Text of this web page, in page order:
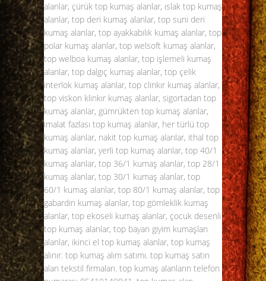
alanlar, çürük top kumaş alanlar, ıslak top kumaş
alanlar, top deri kumaş alanlar, top suni deri
kumaş alanlar, top ayakkabılık kumaş alanlar, top
polar kumaş alanlar, top welsoft kumaş alanlar,
top welboa kumaş alanlar, top işlemeli kumaş
alanlar, top dalgıç kumaş alanlar, top çelik
interlok kumaş alanlar, top clinkır kumaş alanlar,
top viskon klinkır kumaş alanlar, sigortadan top
kumaş alanlar, gümrükten top kumaş alanlar,
imalat fazlası top kumaş alanlar, her türlü top
kumaş alanlar, nakit top kumaş alanlar, ithal top
kumaş alanlar, yerli top kumaş alanlar, top 40/1
kumaş alanlar, top 36/1 kumaş alanlar, top 28/1
kumaş alanlar, top 30/1 kumaş alanlar, top
60/1 kumaş alanlar, top 80/1 kumaş alanlar, top
gabardin kumaş alanlar, top gömleklik kumaş
alanlar, top ekoseli kumaş alanlar, çocuk desenli
top kumaş alanlar, top bayan giyim kumaşları
alanlar, ikinci el top kumaş alanlar, top kumaş
alınır. top kumaş alım satımı. top kumaş satın
alan tekstil firmaları. top kumaş alanların telefon